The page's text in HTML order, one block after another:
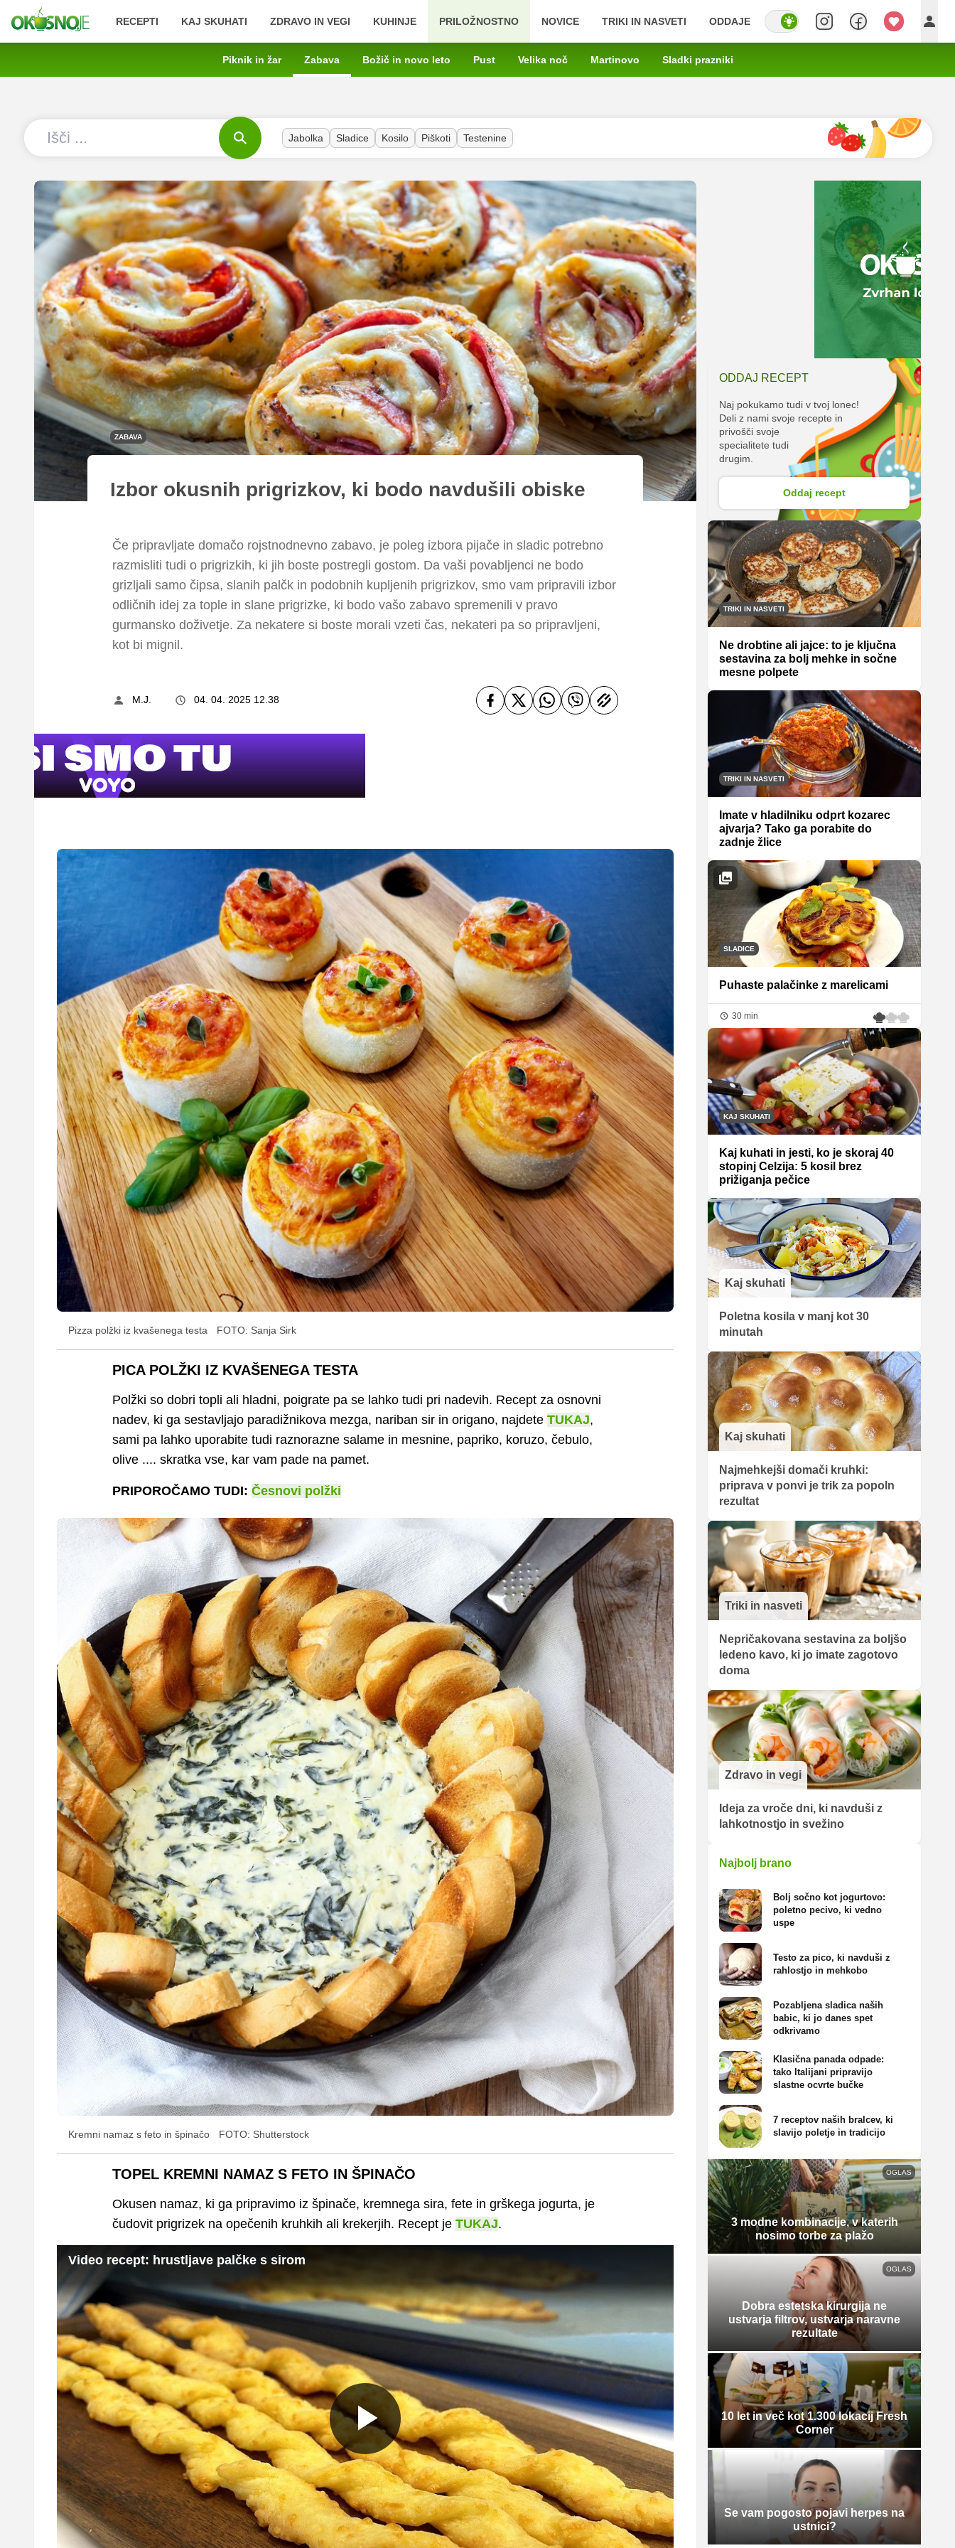
RECEPTI KAJ SKUHATI ZDRAVO IN VEGI KUHINJE PRILOŽNOSTNO NOVICE TRIKI IN NASVETI ODDAJE
Piknik in žar Zabava Božič in novo leto Pust Velika noč Martinovo Sladki prazniki
Jabolka Sladice Kosilo Piškoti Testenine
ZABAVA
Izbor okusnih prigrizkov, ki bodo navdušili obiske
Če pripravljate domačo rojstnodnevno zabavo, je poleg izbora pijače in sladic potrebno
razmisliti tudi o prigrizkih, ki jih boste postregli gostom. Da vaši povabljenci ne bodo
grizljali samo čipsa, slanih palčk in podobnih kupljenih prigrizkov, smo vam pripravili izbor
odličnih idej za tople in slane prigrizke, ki bodo vašo zabavo spremenili v pravo
gurmansko doživetje. Za nekatere si boste morali vzeti čas, nekateri pa so pripravljeni,
kot bi mignil.
M.J. 04. 04. 2025 12.38
Pizza polžki iz kvašenega testa FOTO: Sanja Sirk
PICA POLŽKI IZ KVAŠENEGA TESTA
Polžki so dobri topli ali hladni, poigrate pa se lahko tudi pri nadevih. Recept za osnovni
nadev, ki ga sestavljajo paradižnikova mezga, nariban sir in origano, najdete TUKAJ,
sami pa lahko uporabite tudi raznorazne salame in mesnine, papriko, koruzo, čebulo,
olive .... skratka vse, kar vam pade na pamet.
PRIPOROČAMO TUDI: Česnovi polžki
Kremni namaz s feto in špinačo FOTO: Shutterstock
TOPEL KREMNI NAMAZ S FETO IN ŠPINAČO
Okusen namaz, ki ga pripravimo iz špinače, kremnega sira, fete in grškega jogurta, je
čudovit prigrizek na opečenih kruhkih ali krekerjih. Recept je TUKAJ.
Video recept: hrustljave palčke s sirom
Predvajaj
ODDAJ RECEPT
Naj pokukamo tudi v tvoj lonec!
Deli z nami svoje recepte in
privošči svoje
specialitete tudi
drugim.
Oddaj recept
TRIKI IN NASVETI
Ne drobtine ali jajce: to je ključna
sestavina za bolj mehke in sočne
mesne polpete
TRIKI IN NASVETI
Imate v hladilniku odprt kozarec
ajvarja? Tako ga porabite do
zadnje žlice
SLADICE
Puhaste palačinke z marelicami
30 min
KAJ SKUHATI
Kaj kuhati in jesti, ko je skoraj 40
stopinj Celzija: 5 kosil brez
prižiganja pečice
Kaj skuhati
Poletna kosila v manj kot 30
minutah
Kaj skuhati
Najmehkejši domači kruhki:
priprava v ponvi je trik za popoln
rezultat
Triki in nasveti
Nepričakovana sestavina za boljšo
ledeno kavo, ki jo imate zagotovo
doma
Zdravo in vegi
Ideja za vroče dni, ki navduši z
lahkotnostjo in svežino
Najbolj brano
Bolj sočno kot jogurtovo:
poletno pecivo, ki vedno
uspe
Testo za pico, ki navduši z
rahlostjo in mehkobo
Pozabljena sladica naših
babic, ki jo danes spet
odkrivamo
Klasična panada odpade:
tako Italijani pripravijo
slastne ocvrte bučke
7 receptov naših bralcev, ki
slavijo poletje in tradicijo
OGLAS
3 modne kombinacije, v katerih
nosimo torbe za plažo
OGLAS
Dobra estetska kirurgija ne
ustvarja filtrov, ustvarja naravne
rezultate
10 let in več kot 1.300 lokacij Fresh
Corner
Se vam pogosto pojavi herpes na
ustnici?